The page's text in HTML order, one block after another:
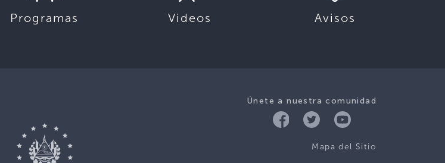
Programas Videos Avisos
Únete a nuestra comunidad
Mapa del Sitio